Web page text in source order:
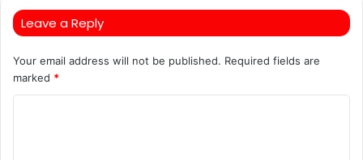
Leave a Reply
Your email address will not be published. Required fields are
marked *